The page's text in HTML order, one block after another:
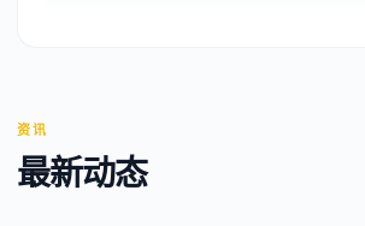
资讯
最新动态